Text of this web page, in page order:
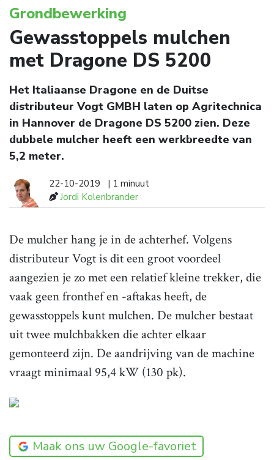
Grondbewerking
Gewasstoppels mulchen
met Dragone DS 5200
Het Italiaanse Dragone en de Duitse
distributeur Vogt GMBH laten op Agritechnica
in Hannover de Dragone DS 5200 zien. Deze
dubbele mulcher heeft een werkbreedte van
5,2 meter.
22-10-2019
| 1 minuut
Jordi Kolenbrander
De mulcher hang je in de achterhef. Volgens
distributeur Vogt is dit een groot voordeel
aangezien je zo met een relatief kleine trekker, die
vaak geen fronthef en -aftakas heeft, de
gewasstoppels kunt mulchen. De mulcher bestaat
uit twee mulchbakken die achter elkaar
gemonteerd zijn. De aandrijving van de machine
vraagt minimaal 95,4 kW (130 pk).
Maak ons uw Google-favoriet